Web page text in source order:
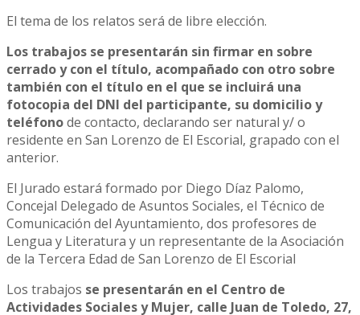
El tema de los relatos será de libre elección.
Los trabajos se presentarán sin firmar en sobre
cerrado y con el título, acompañado con otro sobre
también con el título en el que se incluirá una
fotocopia del DNI del participante, su domicilio y
teléfonode contacto, declarando ser natural y/ o
residente en San Lorenzo de El Escorial, grapado con el
anterior.
El Jurado estará formado por Diego Díaz Palomo,
Concejal Delegado de Asuntos Sociales, el Técnico de
Comunicación del Ayuntamiento, dos profesores de
Lengua y Literatura y un representante de la Asociación
de la Tercera Edad de San Lorenzo de El Escorial
Los trabajos se presentarán en el Centro de
Actividades Sociales y Mujer, calle Juan de Toledo, 27,